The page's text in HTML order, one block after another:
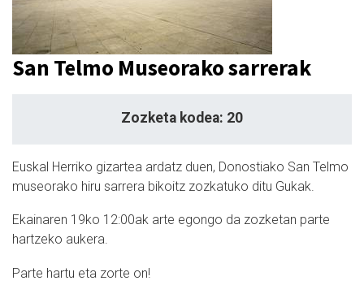
San Telmo Museorako sarrerak
Zozketa kodea: 20
Euskal Herriko gizartea ardatz duen, Donostiako San Telmo
museorako hiru sarrera bikoitz zozkatuko ditu Gukak.
Ekainaren 19ko 12:00ak arte egongo da zozketan parte
hartzeko aukera.
Parte hartu eta zorte on!